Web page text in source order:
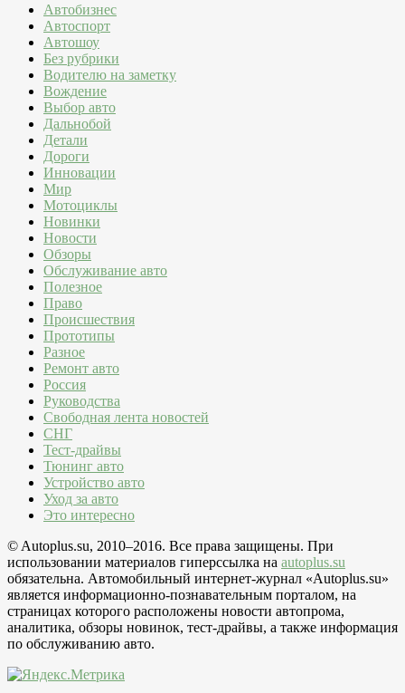
Автобизнес
Автоспорт
Автошоу
Без рубрики
Водителю на заметку
Вождение
Выбор авто
Дальнобой
Детали
Дороги
Инновации
Мир
Мотоциклы
Новинки
Новости
Обзоры
Обслуживание авто
Полезное
Право
Происшествия
Прототипы
Разное
Ремонт авто
Россия
Руководства
Свободная лента новостей
СНГ
Тест-драйвы
Тюнинг авто
Устройство авто
Уход за авто
Это интересно
© Autoplus.su, 2010–2016. Все права защищены. При
использовании материалов гиперссылка на autoplus.su
обязательна. Автомобильный интернет-журнал «Autoplus.su»
является информационно-познавательным порталом, на
страницах которого расположены новости автопрома,
аналитика, обзоры новинок, тест-драйвы, а также информация
по обслуживанию авто.